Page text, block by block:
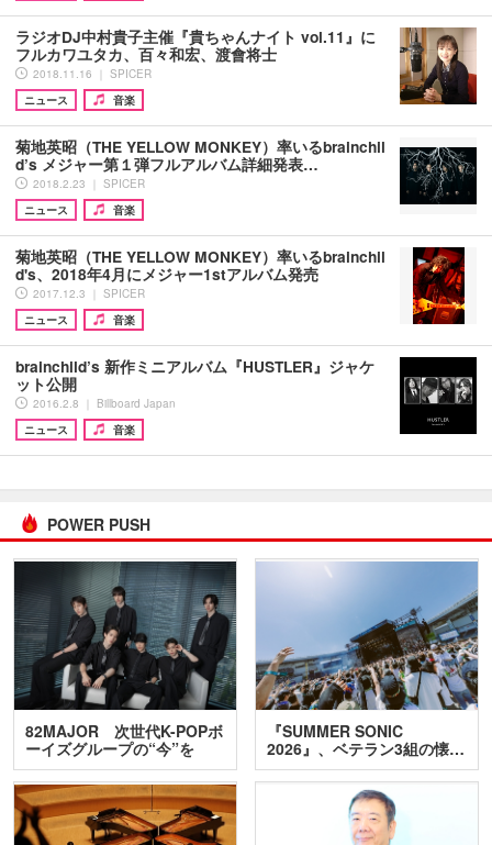
ラジオDJ中村貴子主催『貴ちゃんナイト vol.11』に
フルカワユタカ、百々和宏、渡會将士
2018.11.16 ｜ SPICER
ニュース
音楽
菊地英昭（THE YELLOW MONKEY）率いるbrainchil
d’s メジャー第１弾フルアルバム詳細発表…
2018.2.23 ｜ SPICER
ニュース
音楽
菊地英昭（THE YELLOW MONKEY）率いるbrainchil
d's、2018年4月にメジャー1stアルバム発売
2017.12.3 ｜ SPICER
ニュース
音楽
brainchild’s 新作ミニアルバム『HUSTLER』ジャケ
ット公開
2016.2.8 ｜ Billboard Japan
ニュース
音楽
POWER PUSH
82MAJOR 次世代K-POPボ
ーイズグループの“今”を
訊…
『SUMMER SONIC
2026』、ベテラン3組の懐…